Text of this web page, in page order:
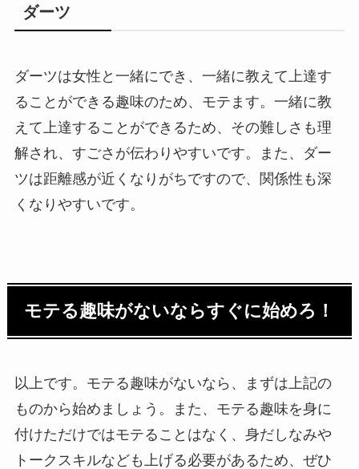
ダーツ
ダーツは女性と一緒にでき、一緒に教えて上達す
ることができる趣味のため、モテます。一緒に教
えて上達することができるため、その難しさも理
解され、すごさが伝わりやすいです。また、ダー
ツは距離感が近くなりがちですので、関係性も深
くなりやすいです。
モテる趣味がないならすぐに始めろ！
以上です。モテる趣味がないなら、まずは上記の
ものから始めましょう。また、モテる趣味を身に
付けただけではモテることはなく、身だしなみや
トークスキルなども上げる必要があるため、ぜひ